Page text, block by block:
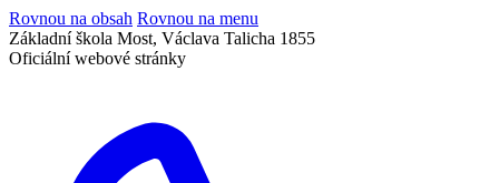
Rovnou na obsah Rovnou na menu
Základní škola Most, Václava Talicha 1855
Oficiální webové stránky